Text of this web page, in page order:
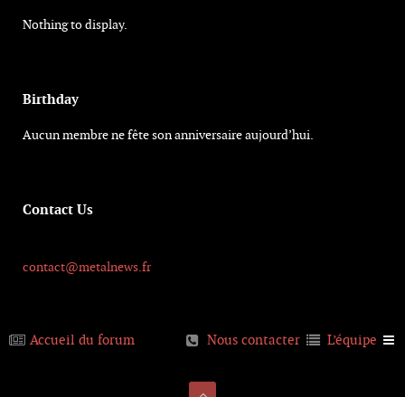
Nothing to display.
Birthday
Aucun membre ne fête son anniversaire aujourd’hui.
Contact Us
contact@metalnews.fr
Accueil du forum L’équipe
Nous contacter